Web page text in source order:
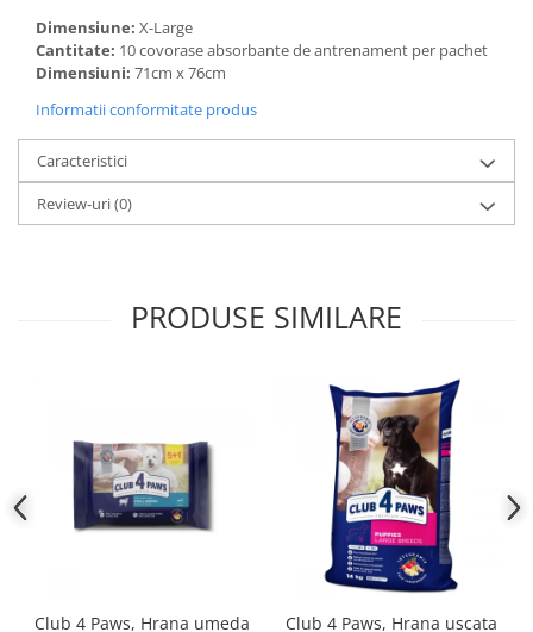
Dimensiune: X-Large
Cantitate: 10 covorase absorbante de antrenament per pachet
Dimensiuni: 71cm x 76cm
Informatii conformitate produs
Caracteristici
Review-uri(0)
PRODUSE SIMILARE
Club 4 Paws, Hrana umeda Club 4 Paws, Hrana uscata